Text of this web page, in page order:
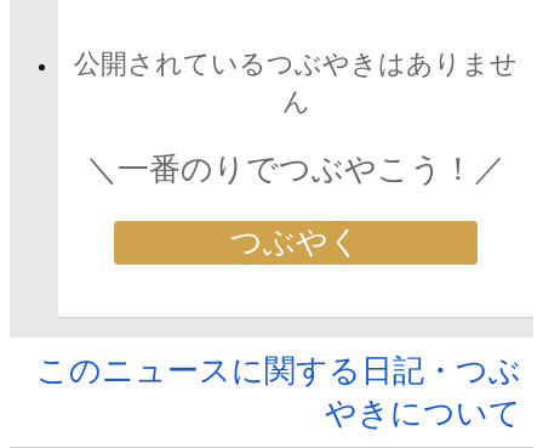
公開されているつぶやきはありませ
ん
＼一番のりでつぶやこう！／
つぶやく
このニュースに関する日記・つぶ
やきについて